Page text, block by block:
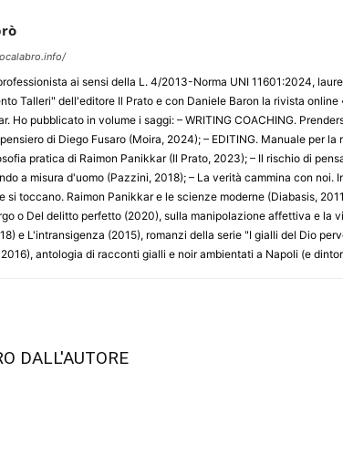
ai sensi della L. 4/2013-Norma UNI 11601:2024,
Talleri" dell'editore Il Prato e con Daniele Baron la rivista
Ho pubblicato in volume i saggi: – WRITING COACHING.
di Diego Fusaro (Moira, 2024); – EDITING. Manuale per
pratica di Raimon Panikkar (Il Prato, 2023); – Il rischio di
a misura d'uomo (Pazzini, 2018); – La verità cammina con
si toccano. Raimon Panikkar e le scienze moderne (Diabasis,
o Del delitto perfetto (2020), sulla manipolazione affettiva e la
e L'intransigenza (2015), romanzi della serie "I gialli del Dio
antologia di racconti gialli e noir ambientati a Napoli (e
DALL'AUTORE